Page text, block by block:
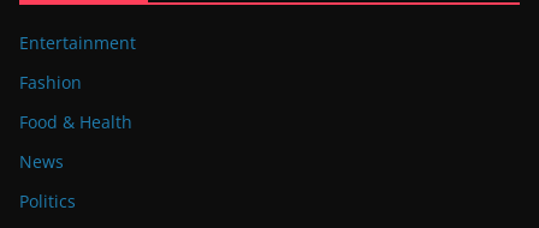
Entertainment
Fashion
Food & Health
News
Politics